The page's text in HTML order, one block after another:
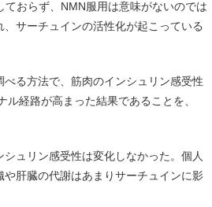
おらず、NMN服用は意味がないのでは
サーチュインの活性化が起こっている
る方法で、筋肉のインシュリン感受性
経路が高まった結果であることを、
ュリン感受性は変化しなかった。個人
肝臓の代謝はあまりサーチュインに影